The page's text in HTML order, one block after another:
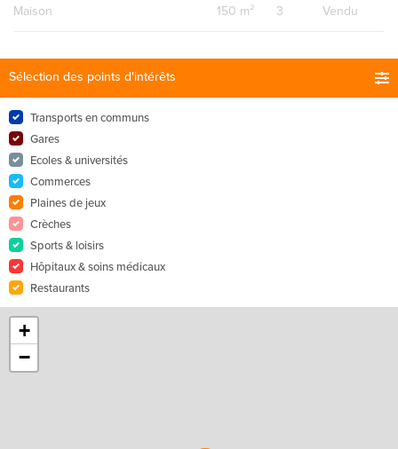
Maison 150 m² 3 Vendu
Sélection des points d'intérêts
Transports en communs
Gares
Ecoles & universités
Commerces
Plaines de jeux
Crèches
Sports & loisirs
Hôpitaux & soins médicaux
Restaurants
+
−